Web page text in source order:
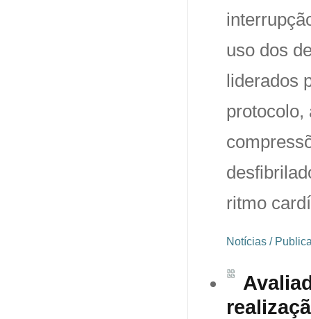
uso dos
liderados
protocolo,
ritmo
Notícias /